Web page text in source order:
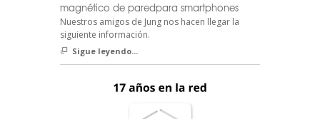
magnético de paredpara smartphones
Nuestros amigos de Jung nos hacen llegar la
siguiente información.
Sigue leyendo...